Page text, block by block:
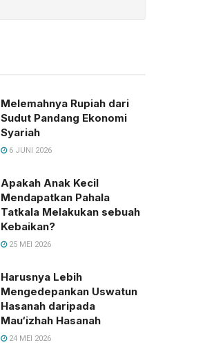
Melemahnya Rupiah dari
Sudut Pandang Ekonomi
Syariah
6 JUNI 2026
Apakah Anak Kecil
Mendapatkan Pahala
Tatkala Melakukan sebuah
Kebaikan?
25 MEI 2026
Harusnya Lebih
Mengedepankan Uswatun
Hasanah daripada
Mau‘izhah Hasanah
24 MEI 2026